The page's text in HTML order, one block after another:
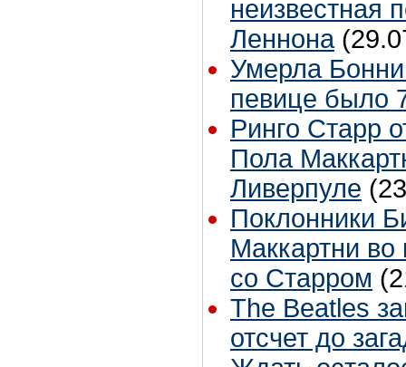
неизвестная
Леннона
Умерла
певице было
Ринго Старр
Пола
Ливерпуле
Поклонники
Маккартни во
со Старром
The Beatles
отсчет до